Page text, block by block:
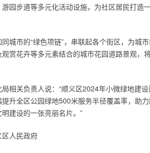
园步道等多元化活动设施，为社区居民打造
城市的“绿色项链”，串联起各个街区，为城
赏花卉等多元素结合的城市花园道路景观，
相关负责人说：“顺义区2024年小微绿地建
提升全区公园绿地500米服务半径覆盖率，助
建设的一张亮丽名片。”
人民政府